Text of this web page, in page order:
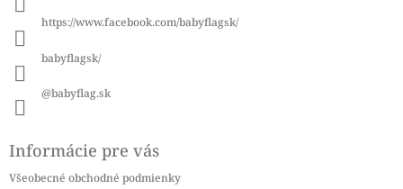
https://www.facebook.com/babyflagsk/
babyflagsk/
@babyflag.sk
Informácie pre vás
Všeobecné obchodné podmienky